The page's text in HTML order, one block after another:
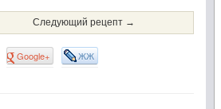
Следующий рецепт →
Google+ ЖЖ